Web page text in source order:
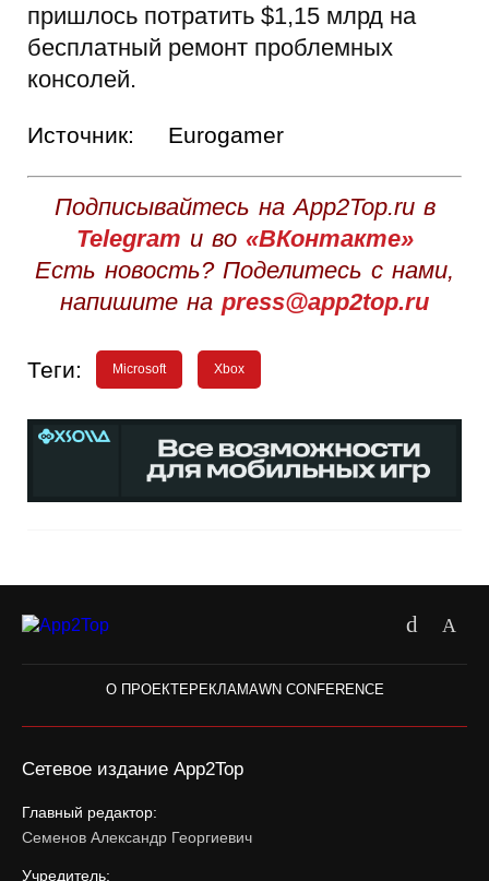
пришлось потратить $1,15 млрд на
бесплатный ремонт проблемных
консолей.
Источник: Eurogamer
Подписывайтесь на App2Top.ru в
Telegram и во «ВКонтакте»
Есть новость? Поделитесь с нами,
напишите на press@app2top.ru
Теги: Microsoft Xbox
О ПРОЕКТЕРЕКЛАМАWN CONFERENCE
Сетевое издание App2Top
Главный редактор:
Семенов Александр Георгиевич
Учредитель: